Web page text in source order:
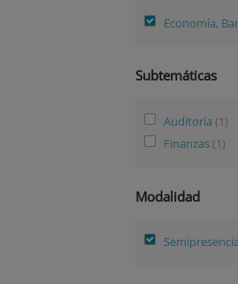
Economía,
Subtemáticas
Auditoría (1)
Finanzas (1)
Modalidad